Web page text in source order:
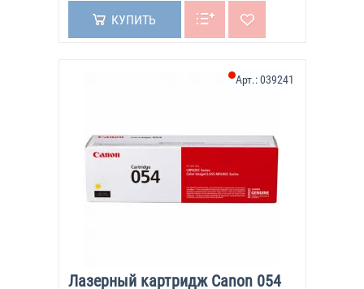
КУПИТЬ
Лазерный картридж Canon 054
Арт.:039241